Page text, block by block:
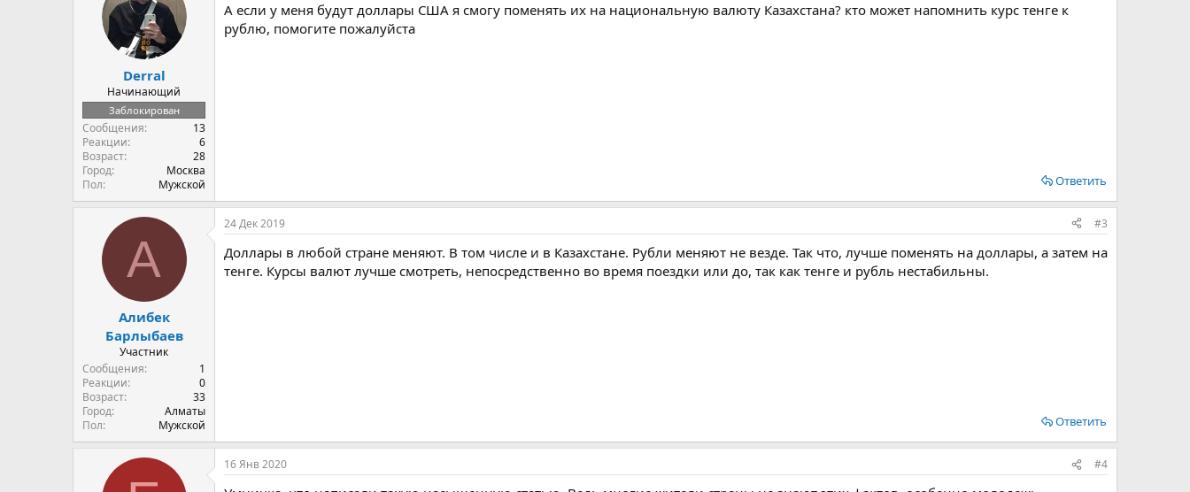
Derral
Начинающий
Заблокирован
Сообщения
13
Реакции
6
Возраст
28
Город
Москва
Пол
Мужской
А если у меня будут доллары США я смогу поменять их на национальную валюту Казахстана? кто может напомнить курс тенге к
рублю, помогите пожалуйста
Ответить
А
Алибек
Барлыбаев
Участник
Сообщения
1
Реакции
0
Возраст
33
Город
Алматы
Пол
Мужской
24 Дек 2019 #3
Доллары в любой стране меняют. В том числе и в Казахстане. Рубли меняют не везде. Так что, лучше поменять на доллары, а затем на
тенге. Курсы валют лучше смотреть, непосредственно во время поездки или до, так как тенге и рубль нестабильны.
Ответить
16 Янв 2020 #4